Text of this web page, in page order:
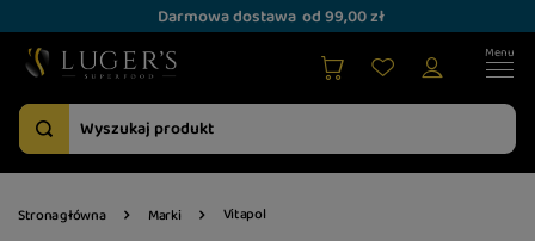
Darmowa dostawa od 99,00 zł
Strona główna Marki Vitapol